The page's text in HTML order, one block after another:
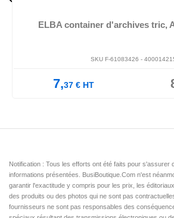
ELBA container d'archives tric,
SKU F-61083426 -
7,37 € HT
Notification : Tous les efforts ont été faits pour s'assurer
informations présentées. BusiBoutique.Com n'est
garantir l'exactitude y compris pour les prix, les
des produits ou des photos qui ne sont pas
fournisseurs ne sont pas responsables des